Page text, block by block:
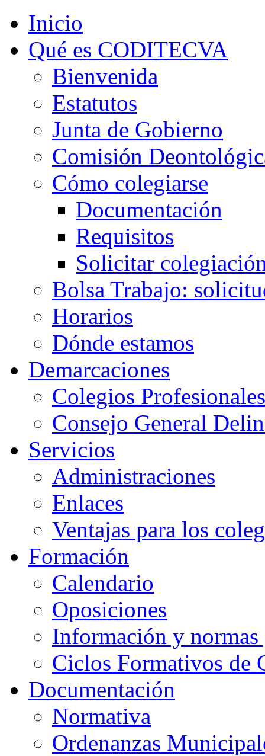
Inicio
Qué es CODITECVA
Bienvenida
Estatutos
Junta de Gobierno
Comisión
Cómo colegiarse
Documentación
Requisitos
Solicitar
Bolsa Trabajo:
Horarios
Dónde estamos
Demarcaciones
Colegios Profesionales
Consejo General
Servicios
Administraciones
Enlaces
Ventajas para los
Formación
Calendario
Oposiciones
Información y normas
Ciclos Formativos de
Documentación
Normativa
Ordenanzas